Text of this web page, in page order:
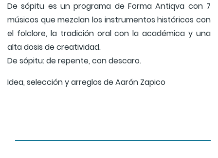
De sópitu es un programa de Forma Antiqva con 7
músicos que mezclan los instrumentos históricos con
el folclore, la tradición oral con la académica y una
alta dosis de creatividad.
De sópitu: de repente, con descaro.
Idea, selección y arreglos de Aarón Zapico